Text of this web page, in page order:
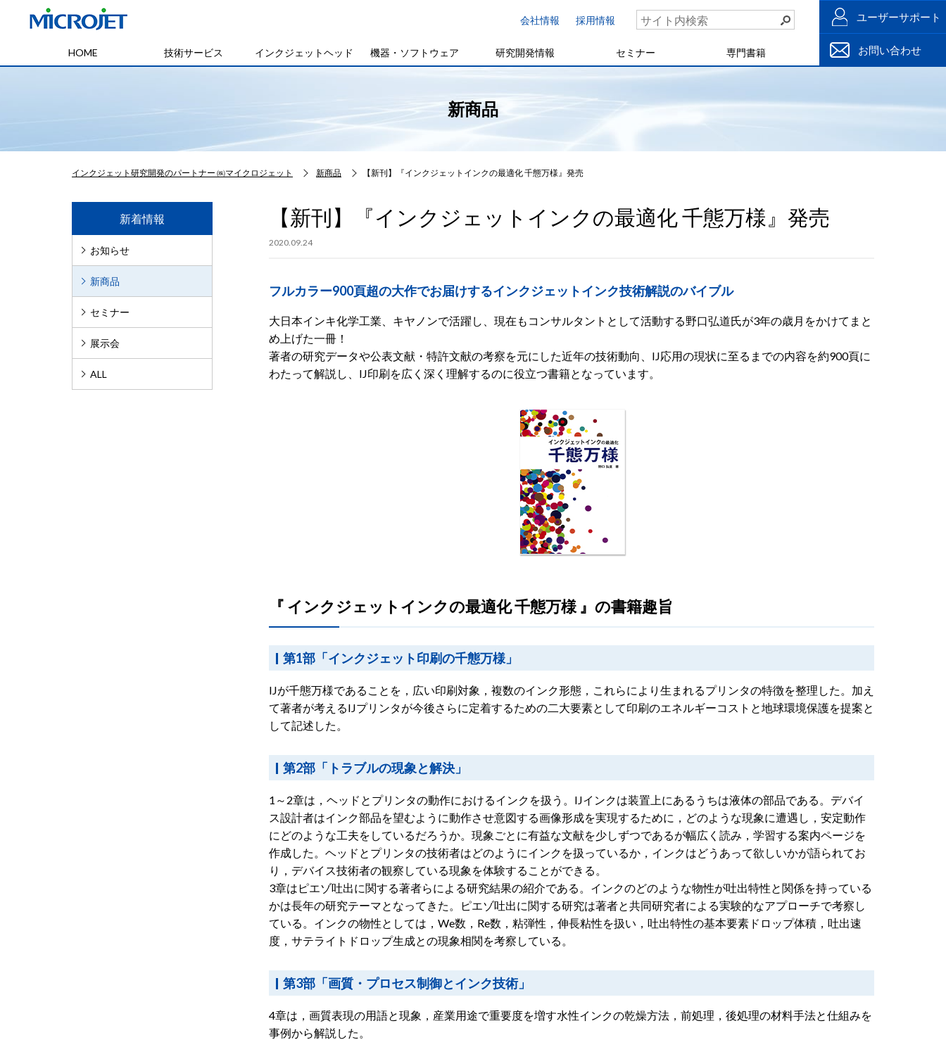
会社情報 採用情報
HOME 技術サービス インクジェットヘッド 機器・ソフトウェア 研究開発情報 セミナー 専門書籍
ユーザーサポート
お問い合わせ
新商品
インクジェット研究開発のパートナー ㈱マイクロジェット 新商品 【新刊】『インクジェットインクの最適化 千態万様』発売
【新刊】『インクジェットインクの最適化 千態万様』発売
2020.09.24
フルカラー900頁超の大作でお届けするインクジェットインク技術解説のバイブル
大日本インキ化学工業、キヤノンで活躍し、現在もコンサルタントとして活動する野口弘道氏が3年の歳月をかけてまと
め上げた一冊！
著者の研究データや公表文献・特許文献の考察を元にした近年の技術動向、IJ応用の現状に至るまでの内容を約900頁に
わたって解説し、IJ印刷を広く深く理解するのに役立つ書籍となっています。
『 インクジェットインクの最適化 千態万様 』の書籍趣旨
第1部「インクジェット印刷の千態万様」
IJが千態万様であることを，広い印刷対象，複数のインク形態，これらにより生まれるプリンタの特徴を整理した。加え
て著者が考えるIJプリンタが今後さらに定着するための二大要素として印刷のエネルギーコストと地球環境保護を提案と
して記述した。
第2部「トラブルの現象と解決」
1～2章は，ヘッドとプリンタの動作におけるインクを扱う。IJインクは装置上にあるうちは液体の部品である。デバイ
ス設計者はインク部品を望むように動作させ意図する画像形成を実現するために，どのような現象に遭遇し，安定動作
にどのような工夫をしているだろうか。現象ごとに有益な文献を少しずつであるが幅広く読み，学習する案内ページを
作成した。ヘッドとプリンタの技術者はどのようにインクを扱っているか，インクはどうあって欲しいかが語られてお
り，デバイス技術者の観察している現象を体験することができる。
3章はピエゾ吐出に関する著者らによる研究結果の紹介である。インクのどのような物性が吐出特性と関係を持っている
かは長年の研究テーマとなってきた。ピエゾ吐出に関する研究は著者と共同研究者による実験的なアプローチで考察し
ている。インクの物性としては，We数，Re数，粘弾性，伸長粘性を扱い，吐出特性の基本要素ドロップ体積，吐出速
度，サテライトドロップ生成との現象相関を考察している。
第3部「画質・プロセス制御とインク技術」
4章は，画質表現の用語と現象，産業用途で重要度を増す水性インクの乾燥方法，前処理，後処理の材料手法と仕組みを
事例から解説した。
新着情報
お知らせ
新商品
セミナー
展示会
ALL